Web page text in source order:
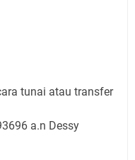
tunai atau transfer
a.n Dessy